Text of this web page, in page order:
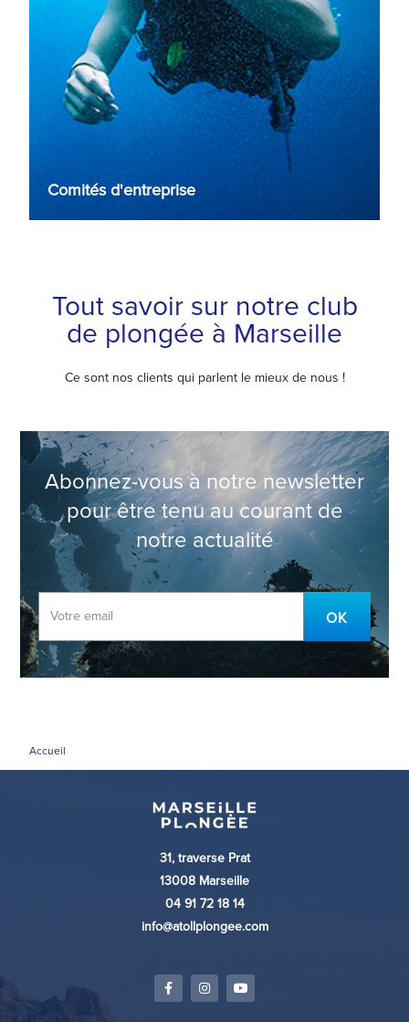
Comités d'entreprise
Tout savoir sur notre club
de plongée à Marseille
Ce sont nos clients qui parlent le mieux de nous !
Abonnez-vous à notre newsletter
pour être tenu au courant de
notre actualité
OK
Accueil
31, traverse Prat
13008 Marseille
04 91 72 18 14
info@atollplongee.com